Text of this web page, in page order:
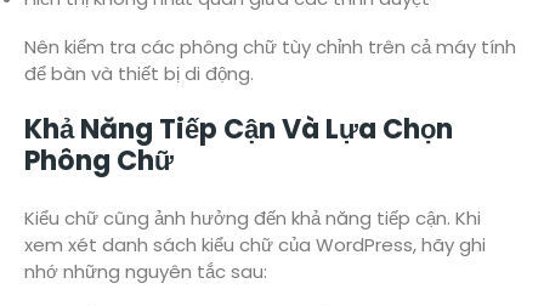
Nên kiểm tra các phông chữ tùy chỉnh trên cả máy tính
để bàn và thiết bị di động.
Khả Năng Tiếp Cận Và Lựa Chọn
Phông Chữ
Kiểu chữ cũng ảnh hưởng đến khả năng tiếp cận. Khi
xem xét danh sách kiểu chữ của WordPress, hãy ghi
nhớ những nguyên tắc sau: